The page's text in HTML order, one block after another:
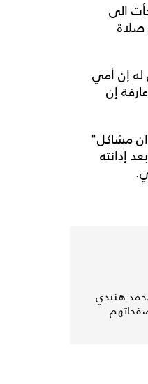
الى
صلاة
له إن أمي
إن
مشاكل"
بعد إدانته
هنيدي